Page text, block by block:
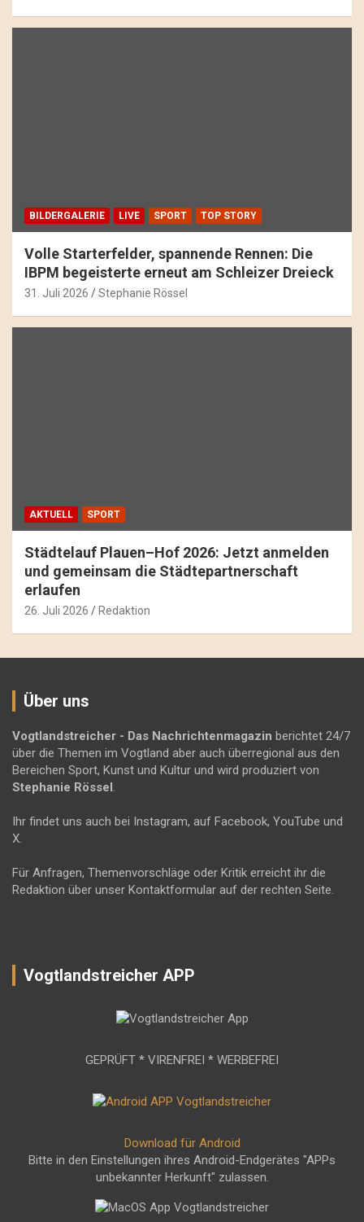
BILDERGALERIE LIVE SPORT TOP STORY
Volle Starterfelder, spannende Rennen: Die
IBPM begeisterte erneut am Schleizer Dreieck
31. Juli 2026 Stephanie Rössel
AKTUELL SPORT
Städtelauf Plauen–Hof 2026: Jetzt anmelden
und gemeinsam die Städtepartnerschaft
erlaufen
26. Juli 2026 Redaktion
Über uns
Vogtlandstreicher - Das Nachrichtenmagazin berichtet 24/7
über die Themen im Vogtland aber auch überregional aus den
Bereichen Sport, Kunst und Kultur und wird produziert von
Stephanie Rössel .
Ihr findet uns auch bei Instagram, auf Facebook, YouTube und
X.
Für Anfragen, Themenvorschläge oder Kritik erreicht ihr die
Redaktion über unser Kontaktformular auf der rechten Seite.
Vogtlandstreicher APP
GEPRÜFT * VIRENFREI * WERBEFREI
Download für Android
Bitte in den Einstellungen ihres Android-Endgerätes "APPs
unbekannter Herkunft" zulassen.